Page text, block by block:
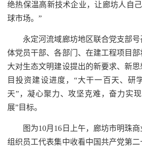
绝热保温高新技术企业，让廊坊人自
球市场。”
永定河流域廊坊地区联合党支部号
体党员干部、各部门、在建工程项目
大对生态文明建设提出的新要求、新
目投资建设进度，“大干一百天、研
天”，凝心聚力、攻坚克难，奋力实
展”目标。
图为10月16日上午，廊坊市明珠商
组织员工代表集中收看中国共产党第